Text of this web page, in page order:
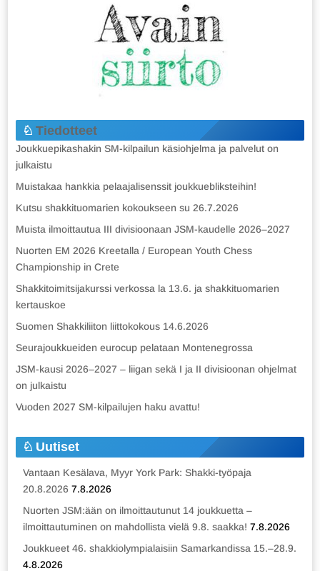
Tiedotteet
Joukkuepikashakin SM-kilpailun käsiohjelma ja palvelut on
julkaistu
Muistakaa hankkia pelaajalisenssit joukkuebliksteihin!
Kutsu shakkituomarien kokoukseen su 26.7.2026
Muista ilmoittautua III divisioonaan JSM-kaudelle 2026–2027
Nuorten EM 2026 Kreetalla / European Youth Chess
Championship in Crete
Shakkitoimitsijakurssi verkossa la 13.6. ja shakkituomarien
kertauskoe
Suomen Shakkiliiton liittokokous 14.6.2026
Seurajoukkueiden eurocup pelataan Montenegrossa
JSM-kausi 2026–2027 – liigan sekä I ja II divisioonan ohjelmat
on julkaistu
Vuoden 2027 SM-kilpailujen haku avattu!
Uutiset
Vantaan Kesälava, Myyr York Park: Shakki-työpaja
20.8.2026 7.8.2026
Nuorten JSM:ään on ilmoittautunut 14 joukkuetta –
ilmoittautuminen on mahdollista vielä 9.8. saakka! 7.8.2026
Joukkueet 46. shakkiolympialaisiin Samarkandissa 15.–28.9.
4.8.2026